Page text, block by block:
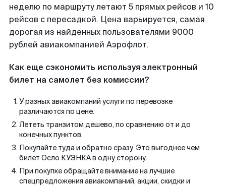
неделю по маршруту летают 5 прямых рейсов и 10
рейсов с пересадкой. Цена варьируется, самая
дорогая из найденных пользователями 9000
рублей авиакомпанией Аэрофлот.
Как еще сэкономить используя электронный
билет на самолет без комиссии?
У разных авиакомпаний услуги по перевозке
различаются по цене.
Лететь транзитом дешево, по сравнению от и до
конечных пунктов.
Покупайте туда и обратно сразу. Это выгоднее чем
билет Осло КУЭНКА в одну сторону.
При покупке обращайте внимание на лучшие
спецпредложения авиакомпаний, акции, скидки и